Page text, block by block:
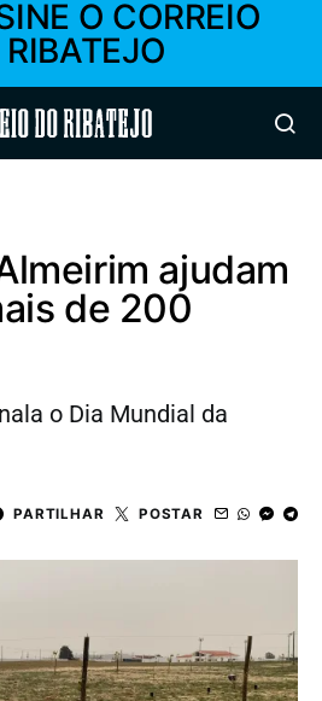
O CORREIO
do Ribatejo
ajudam
de 200
o Dia Mundial da
PARTILHAR POSTAR